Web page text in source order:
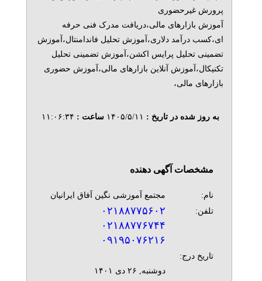
پرورش غیرحضوری
آموزش بازارهای مالی،دریافت مدرک فنی حرفه
ای،کسب درآمد دلاری،آموزش تحلیل فاندامنتال،آموزش
تضمینی تحلیل پرایس اکشن،آموزش تضمینی تحلیل
تکنیکال،آموزش آنلاین بازارهای مالی،آموزش حضوری
بازارهای مالی،
به روز شده در تاریخ : ۱۴۰۵/۵/۱۱ ساعت : ۱۱:۰۶:۳۴
مشخصات آگهی دهنده
نام:
مجتمع آموزشی نگین آفاق ایرانیان
تلفن:
۰۲۱۸۸۷۷۵۶۰۲
۰۲۱۸۸۷۷۶۷۴۴
۰۹۱۹۵۰۷۶۲۱۶
تاریخ درج:
دوشنبه, ۲۶ دی ۱۴۰۱